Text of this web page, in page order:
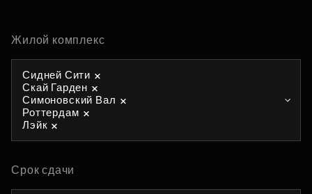
Жилой комплекс
Сидней Сити
Скай Гарден
Симоновский Вал
Роттердам
Лэйк
Срок сдачи